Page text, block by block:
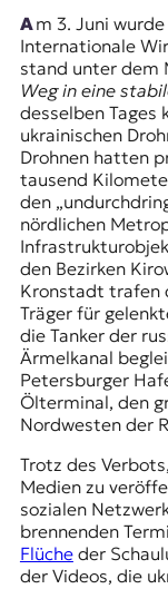
k
o
m
p
e
t
e
n
z
z
u
O
s
t
e
u
r
o
p
a
.
Am 3. Juni wurde in Sankt Petersburg das
Internationale
stand unter dem
Weg in eine
desselben Tages
ukrainischen
Drohnen hatten
tausend
den
nördlichen
den Bezirken
Kronstadt trafen
Träger für
die Tanker der
Ärmelkanal
Petersburger
Ölterminal, den
Nordwesten der
Trotz des Verbots, Videos der Drohnenangriffe in den
Medien zu
sozialen
brennenden
Flücheder
der Videos, die